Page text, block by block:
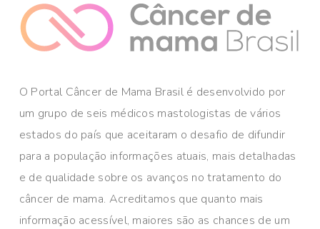
O Portal Câncer de Mama Brasil é desenvolvido por
um grupo de seis médicos mastologistas de vários
estados do país que aceitaram o desafio de difundir
para a população informações atuais, mais detalhadas
e de qualidade sobre os avanços no tratamento do
câncer de mama. Acreditamos que quanto mais
informação acessível, maiores são as chances de um